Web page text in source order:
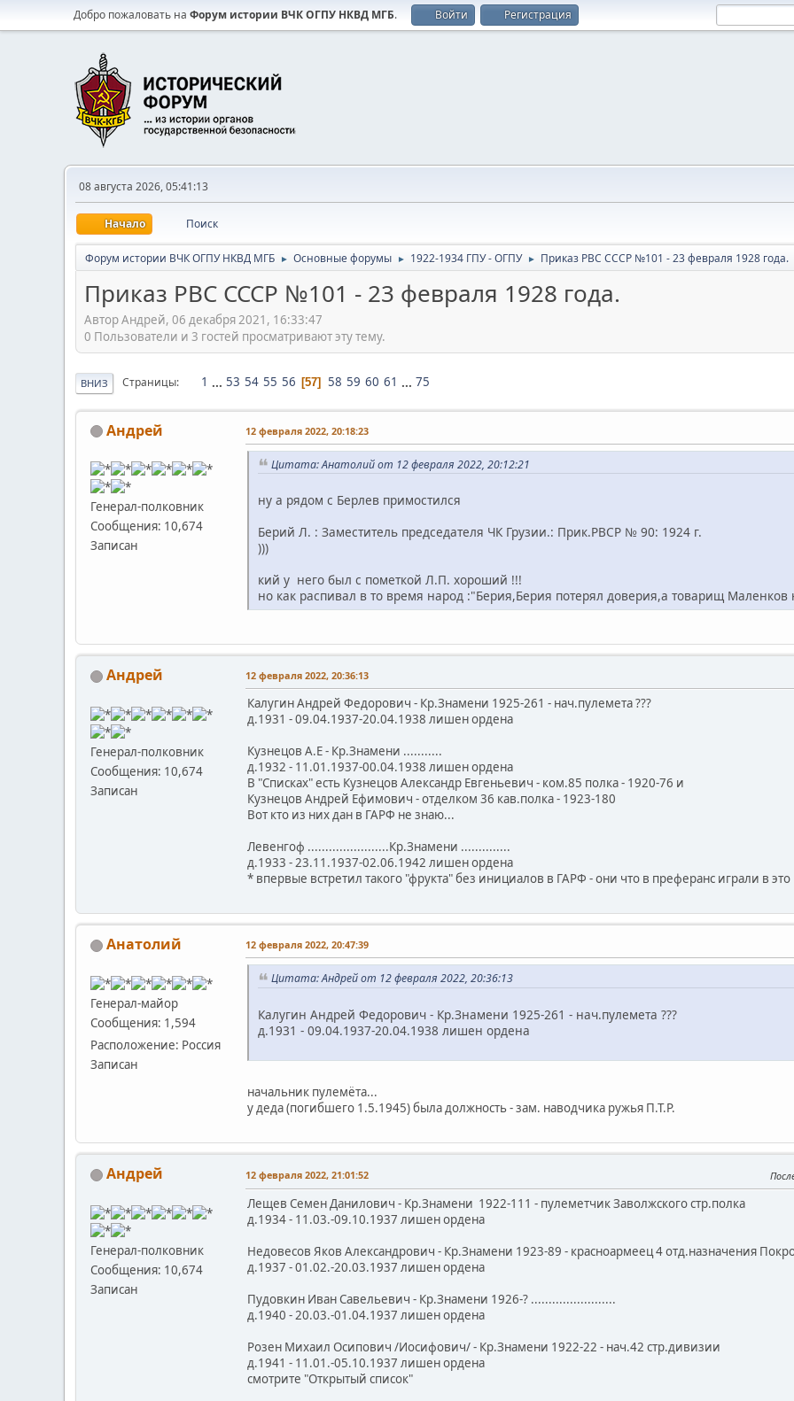
Добро пожаловать на Форум истории ВЧК ОГПУ НКВД МГБ. Войти Регистрация
08 августа 2026, 05:41:13
Начало Поиск
Форум истории ВЧК ОГПУ НКВД МГБ ► Основные форумы ► 1922-1934 ГПУ - ОГПУ ► Приказ РВС СССР №101 - 23 февраля 1928 года.
Приказ РВС СССР №101 - 23 февраля 1928 года.
Автор Андрей, 06 декабря 2021, 16:33:47
0 Пользователи и 3 гостей просматривают эту тему.
ВНИЗ Страницы 1 ... 53 54 55 56 57 58 59 60 61 ... 75
Андрей
Генерал-полковник
Сообщения: 10,674
Записан
12 февраля 2022, 20:18:23
Цитата: Анатолий от 12 февраля 2022, 20:12:21
ну а рядом с Берлев примостился
Берий Л. : Заместитель председателя ЧК Грузии.: Прик.РВСР № 90: 1924 г.
)))
кий у него был с пометкой Л.П. хороший !!!
но как распивал в то время народ :"Берия,Берия потерял доверия,а товарищ Маленков
Андрей
Генерал-полковник
Сообщения: 10,674
Записан
12 февраля 2022, 20:36:13
Калугин Андрей Федорович - Кр.Знамени 1925-261 - нач.пулемета ???
д.1931 - 09.04.1937-20.04.1938 лишен ордена
Кузнецов А.Е - Кр.Знамени ...........
д.1932 - 11.01.1937-00.04.1938 лишен ордена
В "Списках" есть Кузнецов Александр Евгеньевич - ком.85 полка - 1920-76 и
Кузнецов Андрей Ефимович - отделком 36 кав.полка - 1923-180
Вот кто из них дан в ГАРФ не знаю...
Левенгоф .......................Кр.Знамени ..............
д.1933 - 23.11.1937-02.06.1942 лишен ордена
* впервые встретил такого "фрукта" без инициалов в ГАРФ - они что в преферанс играли в это
Анатолий
Генерал-майор
Сообщения: 1,594
Расположение: Россия
Записан
12 февраля 2022, 20:47:39
Цитата: Андрей от 12 февраля 2022, 20:36:13
Калугин Андрей Федорович - Кр.Знамени 1925-261 - нач.пулемета ???
д.1931 - 09.04.1937-20.04.1938 лишен ордена
начальник пулемёта...
у деда (погибшего 1.5.1945) была должность - зам. наводчика ружья П.Т.Р.
Андрей
Генерал-полковник
Сообщения: 10,674
Записан
12 февраля 2022, 21:01:52
Лещев Семен Данилович - Кр.Знамени 1922-111 - пулеметчик Заволжского стр.полка
д.1934 - 11.03.-09.10.1937 лишен ордена
Недовесов Яков Александрович - Кр.Знамени 1923-89 - красноармеец 4 отд.назначения
д.1937 - 01.02.-20.03.1937 лишен ордена
Пудовкин Иван Савельевич - Кр.Знамени 1926-? ........................
д.1940 - 20.03.-01.04.1937 лишен ордена
Розен Михаил Осипович /Иосифович/ - Кр.Знамени 1922-22 - нач.42 стр.дивизии
д.1941 - 11.01.-05.10.1937 лишен ордена
смотрите "Открытый список"